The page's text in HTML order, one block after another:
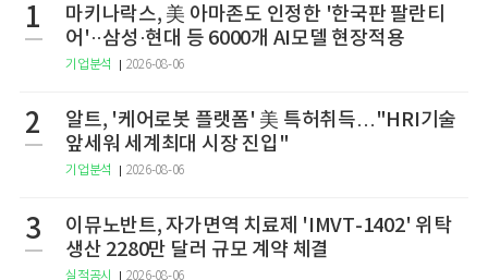
1
마키나락스, 美 아마존도 인정한 '한국판 팔란티
어'··삼성·현대 등 6000개 AI모델 현장적용
기업분석 2026-08-06
2
알트, '케어로봇 플랫폼' 美 특허취득…"HRI기술
앞세워 세계최대 시장 진입"
기업분석 2026-08-06
3
이뮤노반트, 자가면역 치료제 'IMVT-1402' 위탁
생산 2280만 달러 규모 계약 체결
실적공시 2026-08-06